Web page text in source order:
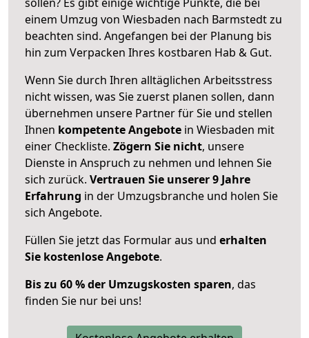
einem Umzug von Wiesbaden nach Barmstedt zu
beachten sind. Angefangen bei der Planung bis
hin zum Verpacken Ihres kostbaren Hab & Gut.
Wenn Sie durch Ihren alltäglichen Arbeitsstress
nicht wissen, was Sie zuerst planen sollen, dann
übernehmen unsere Partner für Sie und stellen
Ihnen kompetente Angebote in Wiesbaden mit
einer Checkliste. Zögern Sie nicht, unsere
Dienste in Anspruch zu nehmen und lehnen Sie
sich zurück. Vertrauen Sie unserer 9 Jahre
Erfahrung in der Umzugsbranche und holen Sie
sich Angebote.
Füllen Sie jetzt das Formular aus und erhalten
Sie kostenlose Angebote.
Bis zu 60 % der Umzugskosten sparen, das
finden Sie nur bei uns!